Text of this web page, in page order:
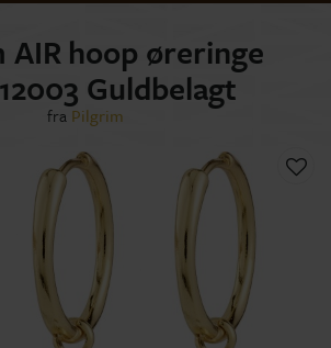
AIR hoop øreringe
Guldbelagt
fra Pilgrim